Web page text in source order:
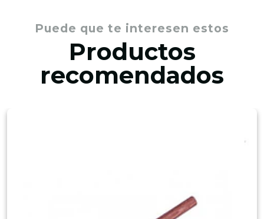
Puede que te interesen estos
Productos
recomendados